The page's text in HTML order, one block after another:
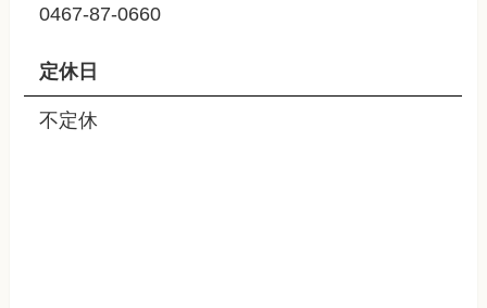
0467-87-0660
定休日
不定休